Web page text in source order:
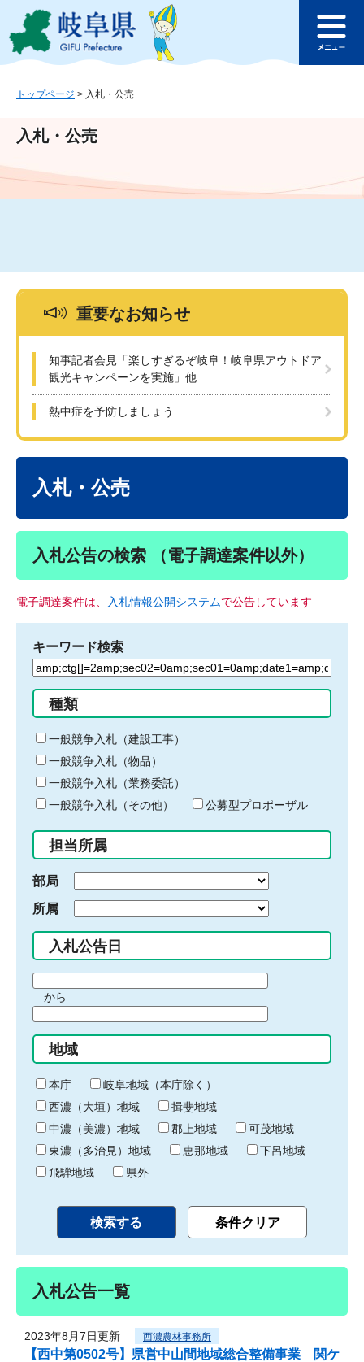
ジ
ュ
文
このページの本文へ
ュ
トップページ > 入札・公売
入札・公売
重要なお知らせ
知事記者会見「楽しすぎるぞ岐阜！岐阜県アウトドア
観光キャンペーンを実施」他
熱中症を予防しましょう
入札・公売
入札公告の検索 （電子調達案件以外）
電子調達案件は、 入札情報公開システムで公告しています
キーワード検索
検
る
キ
ー
ワ
ー
ド
入
力
種類
一般競争入札（建設工事）
一般競争入札（物品）
一般競争入札（業務委託）
一般競争入札（その他）
公募型プロポーザル
担当所属
部局
所属
入札公告日
間
始
り
から
間
終
わ
り
地域
本庁
岐阜地域（本庁除く）
西濃（大垣）地域
揖斐地域
中濃（美濃）地域
郡上地域
可茂地域
東濃（多治見）地域
恵那地域
下呂地域
飛騨地域
県外
入札公告一覧
2023年8月7日更新 西濃農林事務所
【西中第0502号】県営中山間地域総合整備事業 関ケ